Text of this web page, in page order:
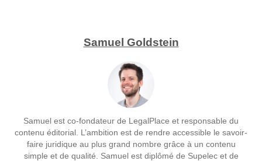
Samuel Goldstein
Samuel est co-fondateur de LegalPlace et responsable du
contenu éditorial. L’ambition est de rendre accessible le savoir-
faire juridique au plus grand nombre grâce à un contenu
simple et de qualité. Samuel est diplômé de Supelec et de